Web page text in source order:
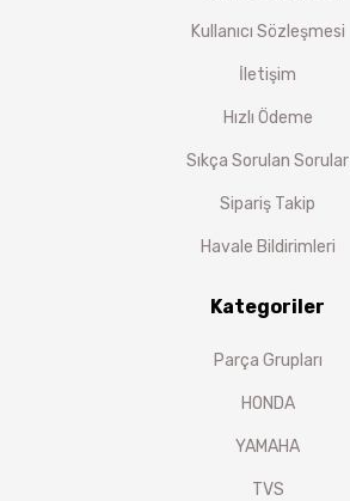
Kullanıcı Sözleşmesi
İletişim
Hızlı Ödeme
Sıkça Sorulan Sorular
Sipariş Takip
Havale Bildirimleri
Kategoriler
Parça Grupları
HONDA
YAMAHA
TVS